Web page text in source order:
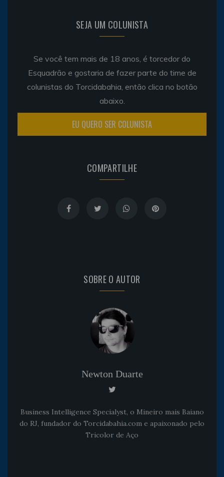
SEJA UM COLUNISTA
Se você tem mais de 18 anos, é torcedor do
Esquadrão e gostaria de fazer parte do time de
colunistas do Torcidabahia, então clica no botão
abaixo.
EU QUERO SER COLUNISTA
COMPARTILHE
SOBRE O AUTOR
Newton Duarte
Business Intelligence Specialyst, o Mineiro mais Baiano
do RJ, fundador do Torcidabahia.com e apaixonado pelo
Tricolor de Aço